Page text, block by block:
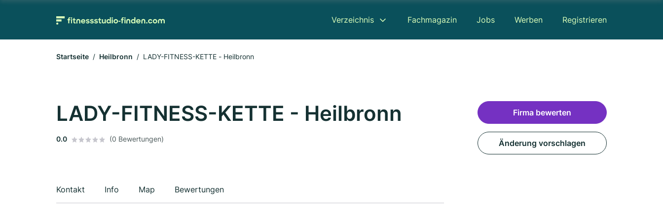
Verzeichnis Fachmagazin Jobs Werben Registrieren
Startseite Heilbronn LADY-FITNESS-KETTE - Heilbronn
LADY-FITNESS-KETTE - Heilbronn
0.0 (0 Bewertungen)
Kontakt Info Map Bewertungen
Firma bewerten
Änderung vorschlagen